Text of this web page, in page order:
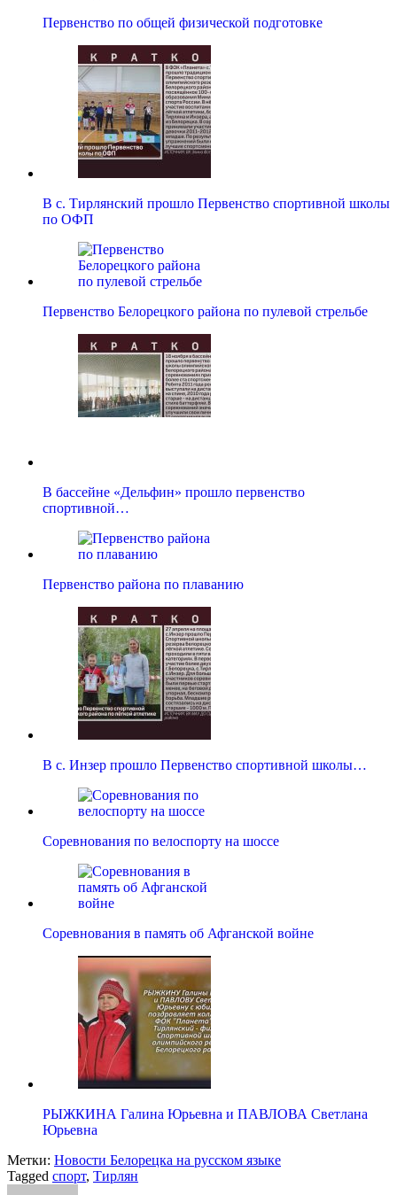
Первенство по общей физической подготовке
В с. Тирлянский прошло Первенство спортивной школы
по ОФП
Первенство Белорецкого района по пулевой стрельбе
В бассейне «Дельфин» прошло первенство
спортивной…
Первенство района по плаванию
В с. Инзер прошло Первенство спортивной школы…
Соревнования по велоспорту на шоссе
Соревнования в память об Афганской войне
РЫЖКИНА Галина Юрьевна и ПАВЛОВА Светлана
Юрьевна
Метки: Новости Белорецка на русском языке
Tagged спорт, Тирлян